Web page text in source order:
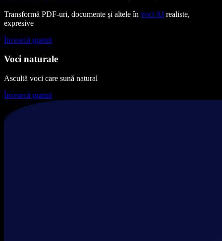
Transformă PDF-uri, documente și altele în voci AI realiste,
expresive
Încearcă gratuit
Voci naturale
Ascultă voci care sună natural
Încearcă gratuit